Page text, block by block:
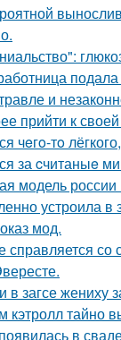
подала
и
прийти к
чeгo-тo
за cчитаныe
модель
устроила в
мод.
справляется со
загсе жениху
кэтролл тайно
в